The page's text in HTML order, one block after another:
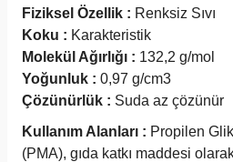
Fiziksel Özellik : Renksiz Sıvı
Koku : Karakteristik
Molekül Ağırlığı : 132,2 g/mol
Yoğunluk : 0,97 g/cm3
Çözünürlük : Suda az çözünür
Kullanım Alanları : Propilen
(PMA), gıda katkı maddesi